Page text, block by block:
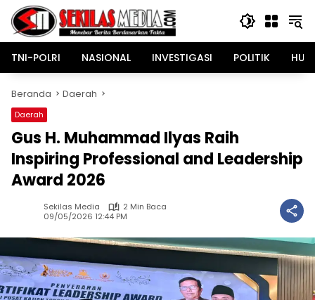
Langsung
konten
TNI-POLRI
NASIONAL INVESTIGASI POLITIK
Beranda Daerah
Daerah
Gus H. Muhammad Ilyas Raih
Inspiring Professional and Leadership
Award 2026
Sekilas Media
2 Min Baca
09/05/2026 12:44 PM